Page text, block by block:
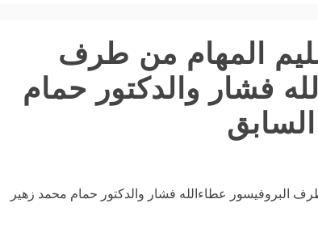
المهام من طرف
فشار والدكتور حمام
البروفيسور عطاءالله فشار والدكتور حمام محمد زهير